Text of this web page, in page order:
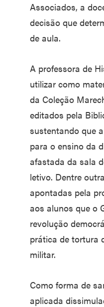
Associados, a
decisão que
de aula.
A professora de
utilizar como
da Coleção
editados pela
sustentando que
para o ensino da
afastada da sala
letivo. Dentre
apontadas pela
aos alunos que o
revolução
prática de tortura
militar.
Como forma de
aplicada